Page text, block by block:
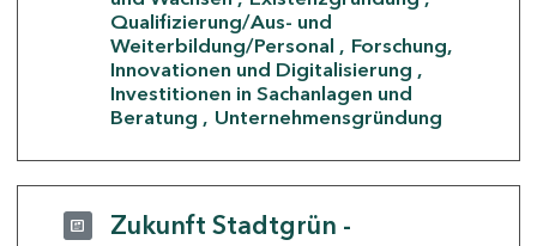
Qualifizierung/Aus- und
Weiterbildung/Personal
Forschung,
Innovationen und Digitalisierung
Investitionen in Sachanlagen und
Beratung
Unternehmensgründung
Zukunft Stadtgrün -